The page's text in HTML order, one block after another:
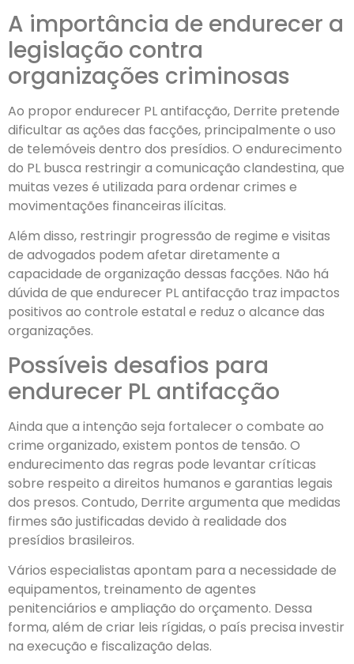
A importância de endurecer a
legislação contra
organizações criminosas
Ao propor endurecer PL antifacção, Derrite pretende
dificultar as ações das facções, principalmente o uso
de telemóveis dentro dos presídios. O endurecimento
do PL busca restringir a comunicação clandestina, que
muitas vezes é utilizada para ordenar crimes e
movimentações financeiras ilícitas.
Além disso, restringir progressão de regime e visitas
de advogados podem afetar diretamente a
capacidade de organização dessas facções. Não há
dúvida de que endurecer PL antifacção traz impactos
positivos ao controle estatal e reduz o alcance das
organizações.
Possíveis desafios para
endurecer PL antifacção
Ainda que a intenção seja fortalecer o combate ao
crime organizado, existem pontos de tensão. O
endurecimento das regras pode levantar críticas
sobre respeito a direitos humanos e garantias legais
dos presos. Contudo, Derrite argumenta que medidas
firmes são justificadas devido à realidade dos
presídios brasileiros.
Vários especialistas apontam para a necessidade de
equipamentos, treinamento de agentes
penitenciários e ampliação do orçamento. Dessa
forma, além de criar leis rígidas, o país precisa investir
na execução e fiscalização delas.